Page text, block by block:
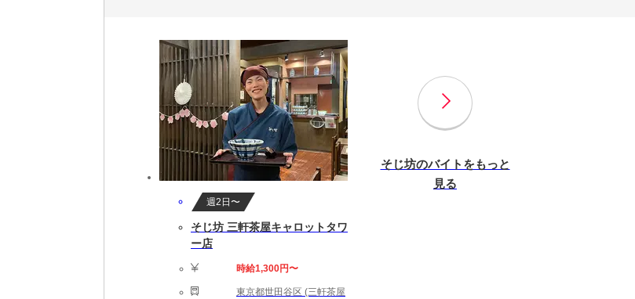
週2日〜
そじ坊 三軒茶屋キャロットタワ
ー店
時給1,300円〜
東京都世田谷区 (三軒茶屋
そじ坊のバイトをもっと
見る